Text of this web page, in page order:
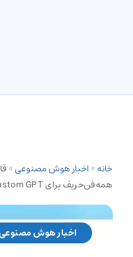
خانه»اخبار هوش مصنوعی»
همه‌فن‌حریف برای Custom GPTها
اخبار هوش